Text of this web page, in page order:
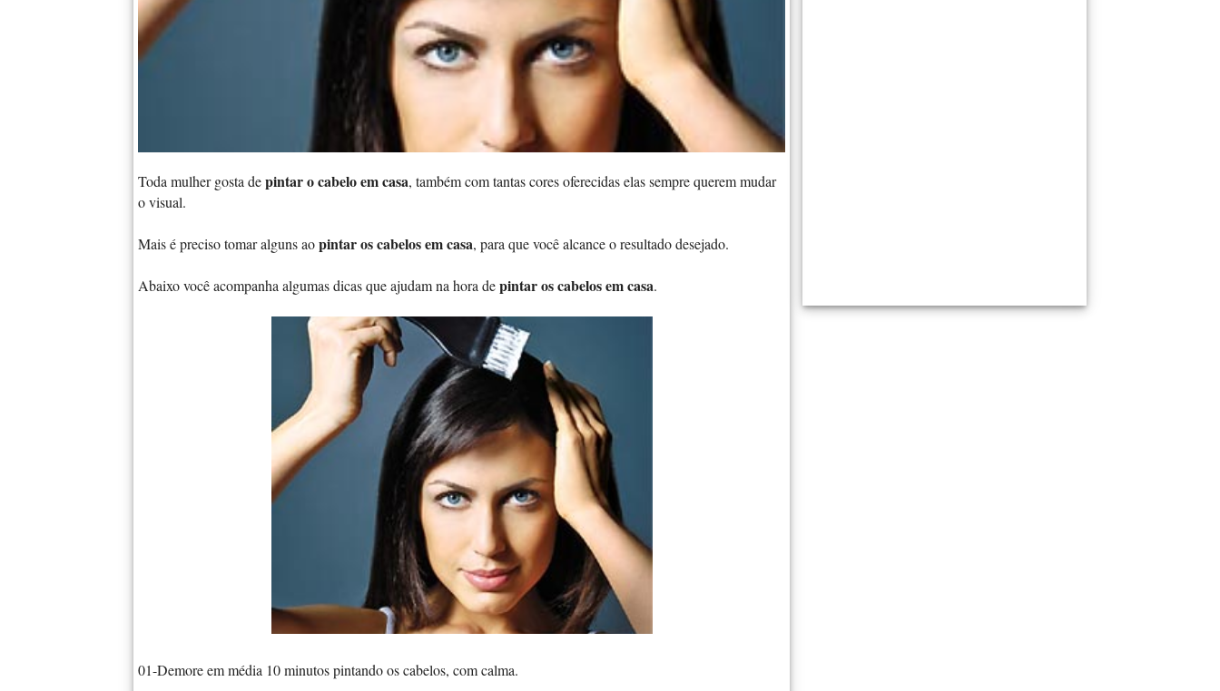
Toda mulher gosta depintar o cabelo em casa, também com tantas cores oferecidas elas sempre querem mudar
o visual.
Mais é preciso tomar alguns aopintar os cabelos em casa, para que você alcance o resultado desejado.
Abaixo você acompanha algumas dicas que ajudam na hora depintar os cabelos em casa.
01-Demore em média 10 minutos pintando os cabelos, com calma.